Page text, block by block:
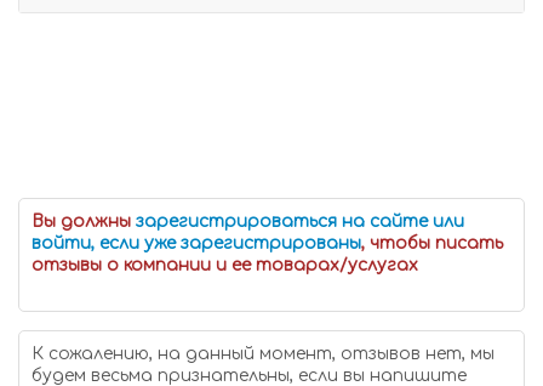
Вы должны зарегистрироваться на сайте или
войти, если уже зарегистрированы, чтобы писать
отзывы о компании и ее товарах/услугах
К сожалению, на данный момент, отзывов нет, мы
будем весьма признательны, если вы напишите